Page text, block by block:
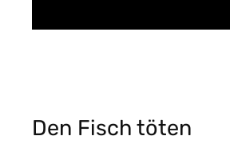
Den Fisch töten